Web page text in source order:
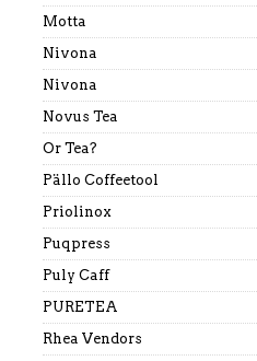
Motta
Nivona
Nivona
Novus Tea
Or Tea?
Pällo Coffeetool
Priolinox
Puqpress
Puly Caff
PURETEA
Rhea Vendors